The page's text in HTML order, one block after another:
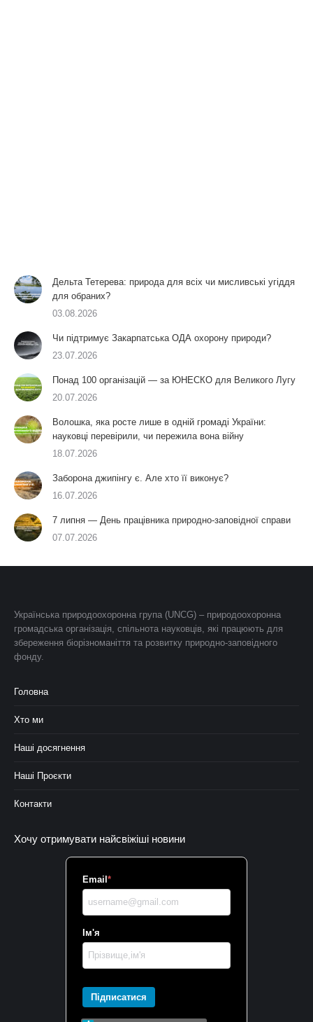
Дельта Тетерева: природа для всіх чи мисливські угіддя
для обраних?
03.08.2026
Чи підтримує Закарпатська ОДА охорону природи?
23.07.2026
Понад 100 організацій — за ЮНЕСКО для Великого Лугу
20.07.2026
Волошка, яка росте лише в одній громаді України:
науковці перевірили, чи пережила вона війну
18.07.2026
Заборона джипінгу є. Але хто її виконує?
16.07.2026
7 липня — День працівника природно-заповідної справи
07.07.2026
Українська природоохоронна група (UNCG) – природоохоронна
громадська організація, спільнота науковців, які працюють для
збереження біорізноманіття та розвитку природно-заповідного
фонду.
Головна
Хто ми
Наші досягнення
Наші Проєкти
Контакти
Хочу отримувати найсвіжіші новини
Email *
Ім'я
Підписатися